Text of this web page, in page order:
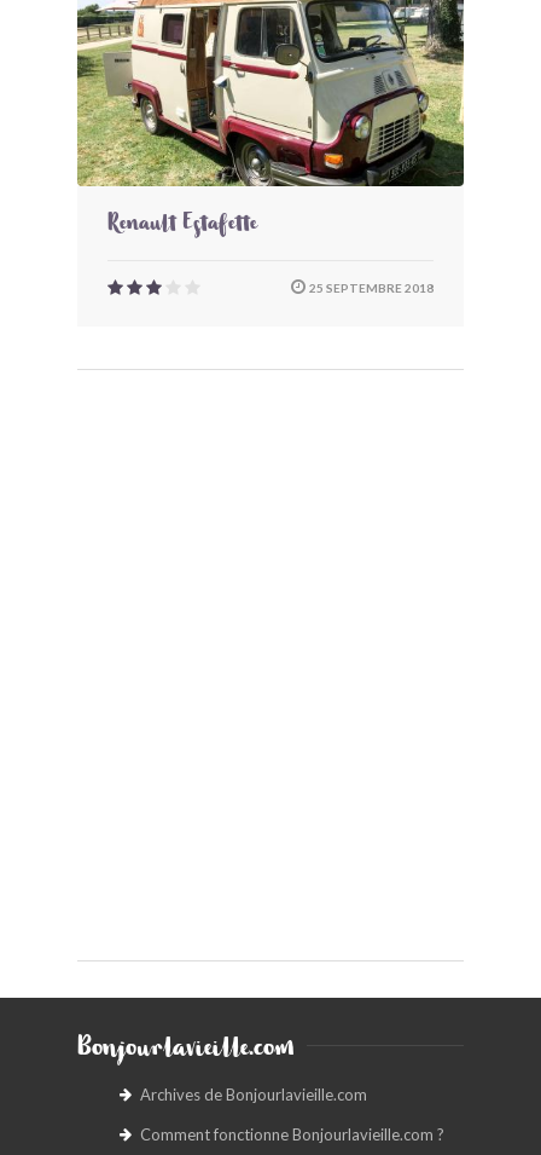
Renault Estafette
25 SEPTEMBRE 2018
Bonjourlavieille.com
Archives de Bonjourlavieille.com
Comment fonctionne Bonjourlavieille.com ?